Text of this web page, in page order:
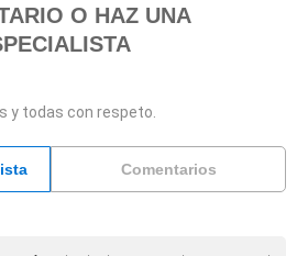
O HAZ UNA
y todas con respeto.
Comentarios